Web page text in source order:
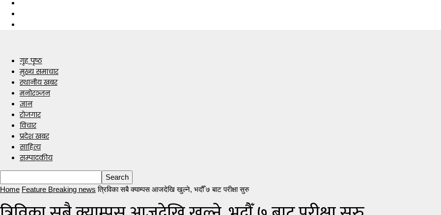
गृह पृष्ठ
मुख्य समाचार
स्थानीय खबर
मनोरञ्जन
ज्ञान
रोजगार
विचार
प्रदेश खबर
साहित्य
सम्पादकीय
Home Feature Breaking news त्रिविका सबै क्याम्पस आजदेखि खुल्ने, भदौँ ७ बाट परीक्षा सुरु